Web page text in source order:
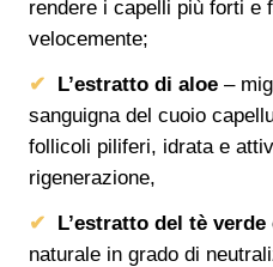
rendere i capelli più forti e
velocemente;
L’estratto di aloe –
sanguigna del cuoio
follicoli piliferi, idrata e
rigenerazione,
L’estratto del tè verde
naturale in grado di